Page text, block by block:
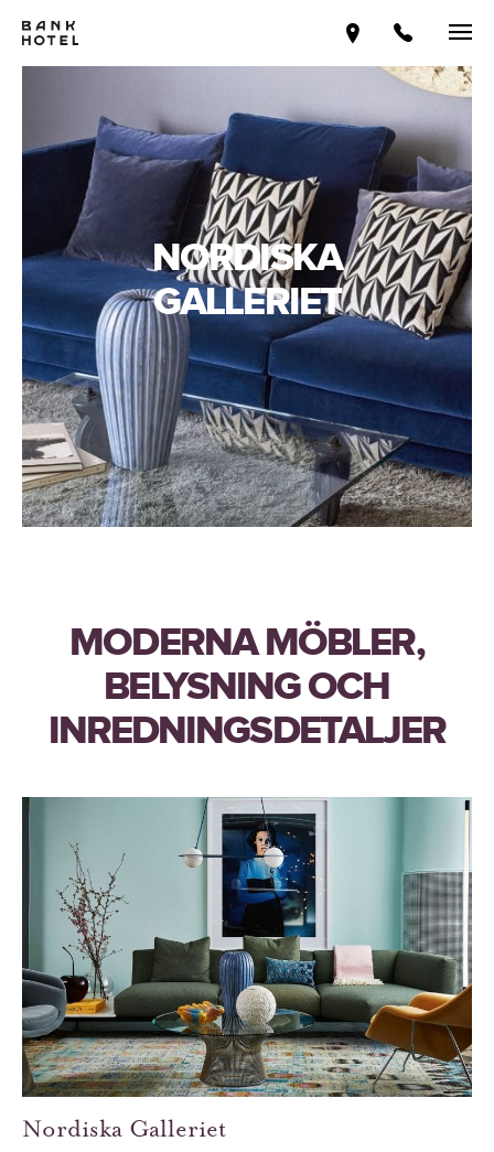
NORDISKA
GALLERIET
MODERNA MÖBLER,
BELYSNING OCH
INREDNINGSDETALJER
Nordiska Galleriet